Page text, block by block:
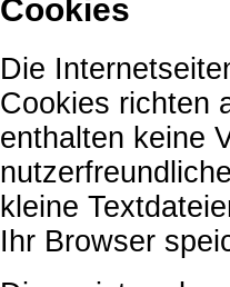
Cookies
Die
Cookies richten
enthalten keine
kleine
Ihr Browser